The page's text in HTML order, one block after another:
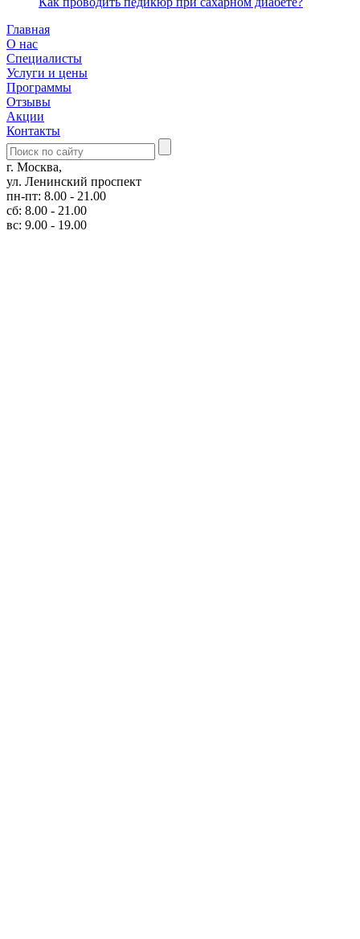
Главная
О нас
Cпециалисты
Услуги и цены
Программы
Отзывы
Акции
Контакты
г. Москва,
ул. Ленинский проспект
пн-пт: 8.00 - 21.00
сб: 8.00 - 21.00
вс: 9.00 - 19.00